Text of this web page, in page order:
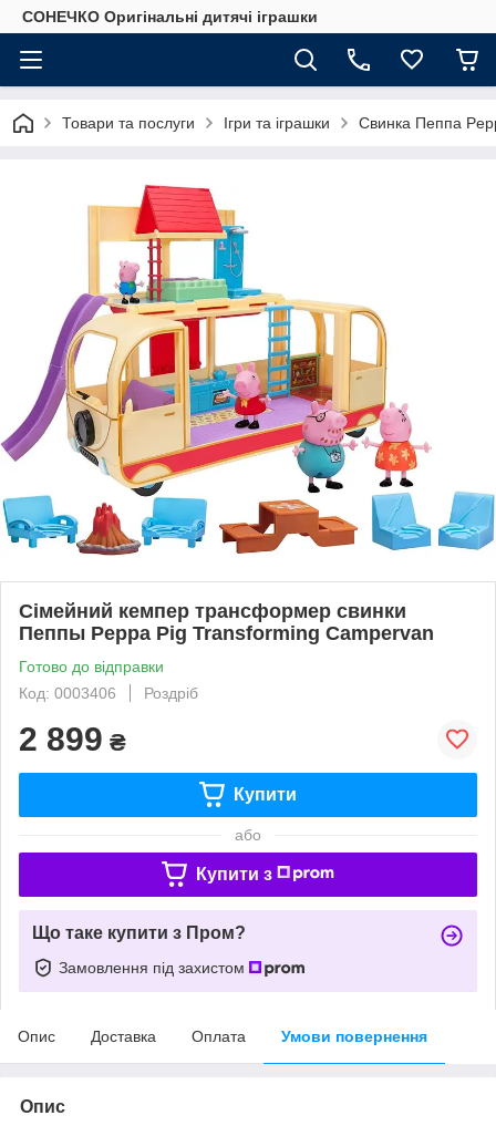
СОНЕЧКО Оригінальні дитячі іграшки
Товари та послуги Ігри та іграшки Свинка Пеппа
Сімейний кемпер трансформер свинки
Пеппы Peppa Pig Transforming Campervan
Готово до відправки
Код: 0003406
Роздріб
2 899 ₴
Купити
або
Купити з
Що таке купити з Пром?
Замовлення під захистом
Опис Доставка Оплата Умови повернення
Опис